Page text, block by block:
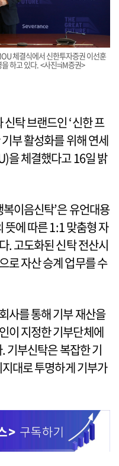
체결식에서 신한투자증권 이선훈
하고 있다. <사진=iM증권>
탁 브랜드인 ‘신한 프
부 활성화를 위해 연세
을 체결했다고 16일 밝
이음신탁’은 유언대용
뜻에 따른 1:1 맞춤형 자
. 고도화된 신탁 전산시
로 자산 승계 업무를 수
사를 통해 기부 재산을
이 지정한 기부단체에
기부신탁은 복잡한 기
대로 투명하게 기부가